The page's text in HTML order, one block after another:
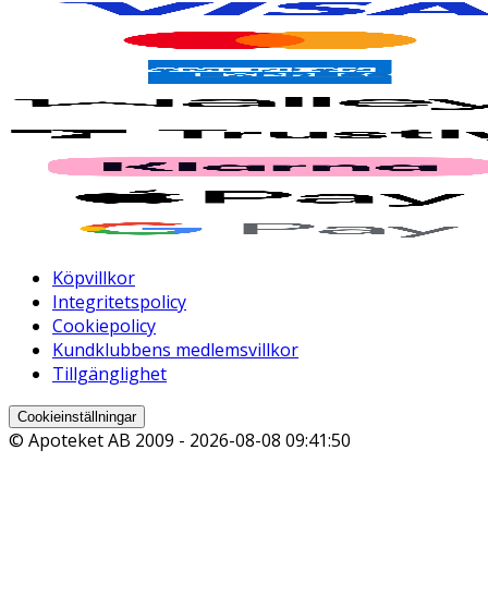
Köpvillkor
Integritetspolicy
Cookiepolicy
Kundklubbens medlemsvillkor
Tillgänglighet
Cookieinställningar
© Apoteket AB 2009 - 2026-08-08 09:41:50